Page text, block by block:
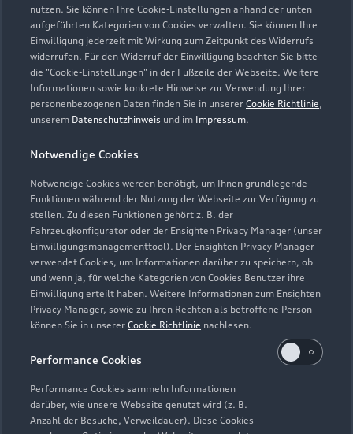
nutzen. Sie können Ihre Cookie-Einstellungen anhand der unten
aufgeführten Kategorien von Cookies verwalten. Sie können Ihre
Einwilligung jederzeit mit Wirkung zum Zeitpunkt des Widerrufs
widerrufen. Für den Widerruf der Einwilligung beachten Sie bitte
die "Cookie-Einstellungen" in der Fußzeile der Webseite. Weitere
Informationen sowie konkrete Hinweise zur Verwendung Ihrer
personenbezogenen Daten finden Sie in unserer Cookie Richtlinie,
unserem Datenschutzhinweis und im Impressum.
Notwendige Cookies
Notwendige Cookies werden benötigt, um Ihnen grundlegende
Funktionen während der Nutzung der Webseite zur Verfügung zu
stellen. Zu diesen Funktionen gehört z. B. der
Fahrzeugkonfigurator oder der Ensighten Privacy Manager (unser
Einwilligungsmanagementtool). Der Ensighten Privacy Manager
verwendet Cookies, um Informationen darüber zu speichern, ob
und wenn ja, für welche Kategorien von Cookies Benutzer ihre
Einwilligung erteilt haben. Weitere Informationen zum Ensighten
Privacy Manager, sowie zu Ihren Rechten als betroffene Person
können Sie in unserer Cookie Richtlinie nachlesen.
Performance Cookies
Performance Cookies sammeln Informationen
darüber, wie unsere Webseite genutzt wird (z. B.
Anzahl der Besuche, Verweildauer). Diese Cookies
Zu den Rädern
Modelle
Alle Modelle
Modelle vergleichen
Elektromodelle
Plug-in-Hybride
Kaufen & leasen
Neuwagensuche
Gebrauchtwagen
Finanzierung
Aktionen & Angebote
Service & Zubehör
Garantie
Kundenservice
Händlersuche
Über Audi